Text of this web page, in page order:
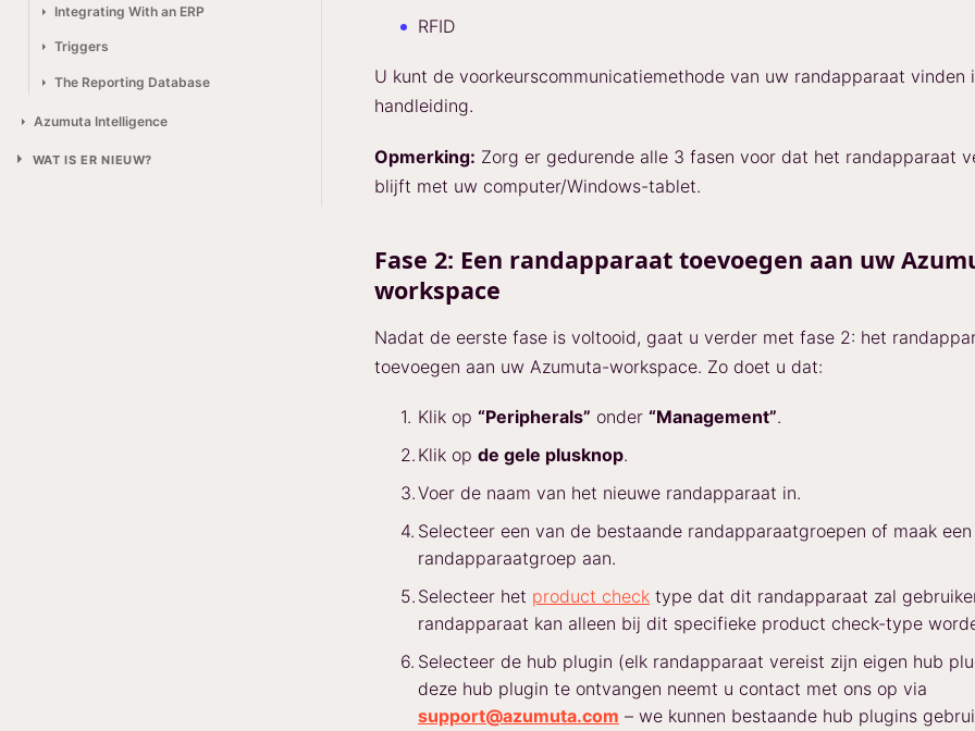
Integrating With an ERP
Triggers
The Reporting Database
Azumuta Intelligence
WAT IS ER NIEUW?
RFID
U kunt de voorkeurscommunicatiemethode van uw randapparaat vinden
handleiding.
Opmerking: Zorg er gedurende alle 3 fasen voor dat het randapparaat
blijft met uw computer/Windows-tablet.
Fase 2: Een randapparaat toevoegen aan uw
workspace
Nadat de eerste fase is voltooid, gaat u verder met fase 2: het
toevoegen aan uw Azumuta-workspace. Zo doet u dat:
Klik op “Peripherals” onder “Management”.
Klik op de gele plusknop.
Voer de naam van het nieuwe randapparaat in.
Selecteer een van de bestaande randapparaatgroepen of maak
randapparaatgroep aan.
Selecteer het product check type dat dit randapparaat zal
randapparaat kan alleen bij dit specifieke product check-type
Selecteer de hub plugin (elk randapparaat vereist zijn eigen hub
deze hub plugin te ontvangen neemt u contact met ons op via
support@azumuta.com – we kunnen bestaande hub plugins